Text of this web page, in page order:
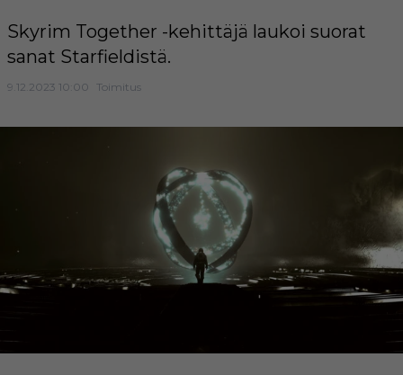
Skyrim Together -kehittäjä laukoi suorat
sanat Starfieldistä.
9.12.2023 10:00 Toimitus